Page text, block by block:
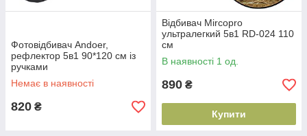
Фотовідбивач Andoer,
рефлектор 5в1 90*120 см із
ручками
Немає в наявності
820 ₴
Відбивач Mircopro
ультралегкий 5в1 RD-024 110
см
В наявності 1 од.
890 ₴
Купити